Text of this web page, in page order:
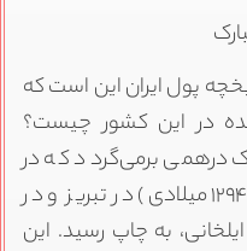
پول ایران این است که
در این کشور چیست؟
برمی‌گردد که در
سال ۶۹۳ هجری قمری (معادل ۱۲۹۴ میلادی) در تبریز و در
به چاپ رسید. این